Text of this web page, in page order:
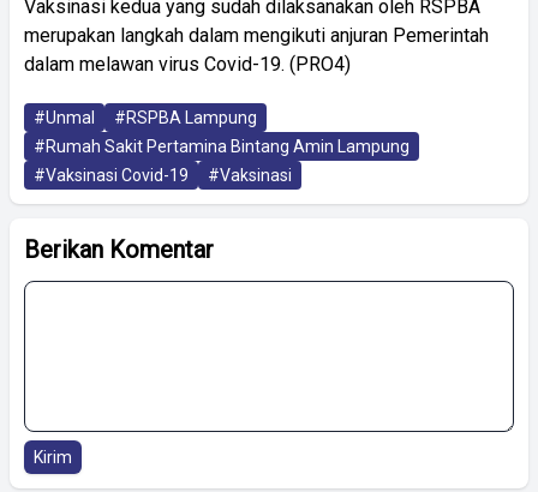
Vaksinasi kedua yang sudah dilaksanakan oleh RSPBA
merupakan langkah dalam mengikuti anjuran Pemerintah
dalam melawan virus Covid-19. (PRO4)
#Unmal
#RSPBA Lampung
#Rumah Sakit Pertamina Bintang Amin Lampung
#Vaksinasi Covid-19
#Vaksinasi
Berikan Komentar
Kirim